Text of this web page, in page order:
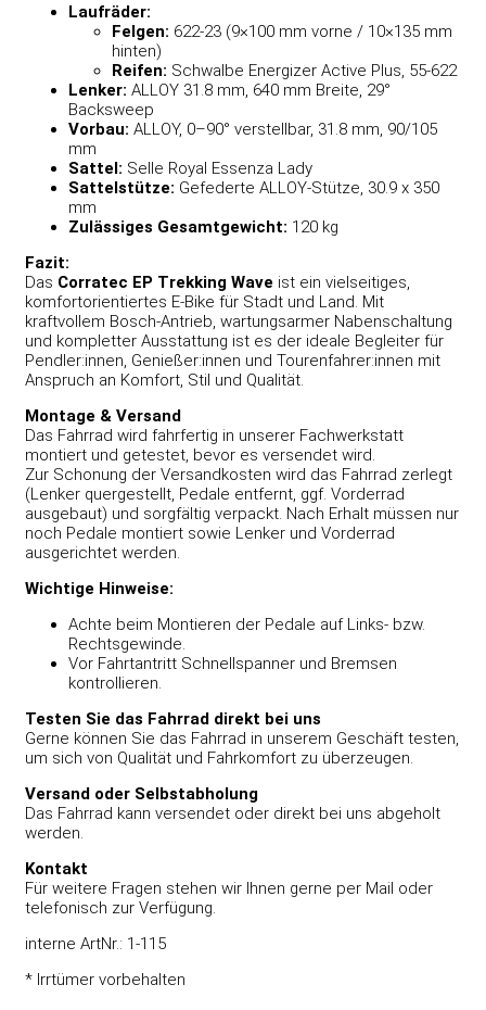
Laufräder:
Felgen: 622-23 (9×100 mm vorne / 10×135 mm
hinten)
Reifen: Schwalbe Energizer Active Plus, 55-622
Lenker: ALLOY 31.8 mm, 640 mm Breite, 29°
Backsweep
Vorbau: ALLOY, 0–90° verstellbar, 31.8 mm, 90/105
mm
Sattel: Selle Royal Essenza Lady
Sattelstütze: Gefederte ALLOY-Stütze, 30.9 x 350
mm
Zulässiges Gesamtgewicht: 120 kg
Fazit:
Das Corratec EP Trekking Wave ist ein vielseitiges,
komfortorientiertes E-Bike für Stadt und Land. Mit
kraftvollem Bosch-Antrieb, wartungsarmer Nabenschaltung
und kompletter Ausstattung ist es der ideale Begleiter für
Pendler:innen, Genießer:innen und Tourenfahrer:innen mit
Anspruch an Komfort, Stil und Qualität.
Montage & Versand
Das Fahrrad wird fahrfertig in unserer Fachwerkstatt
montiert und getestet, bevor es versendet wird.
Zur Schonung der Versandkosten wird das Fahrrad zerlegt
(Lenker quergestellt, Pedale entfernt, ggf. Vorderrad
ausgebaut) und sorgfältig verpackt. Nach Erhalt müssen nur
noch Pedale montiert sowie Lenker und Vorderrad
ausgerichtet werden.
Wichtige Hinweise:
Achte beim Montieren der Pedale auf Links- bzw.
Rechtsgewinde.
Vor Fahrtantritt Schnellspanner und Bremsen
kontrollieren.
Testen Sie das Fahrrad direkt bei uns
Gerne können Sie das Fahrrad in unserem Geschäft testen,
um sich von Qualität und Fahrkomfort zu überzeugen.
Versand oder Selbstabholung
Das Fahrrad kann versendet oder direkt bei uns abgeholt
werden.
Kontakt
Für weitere Fragen stehen wir Ihnen gerne per Mail oder
telefonisch zur Verfügung.
interne ArtNr.: 1-115
* Irrtümer vorbehalten